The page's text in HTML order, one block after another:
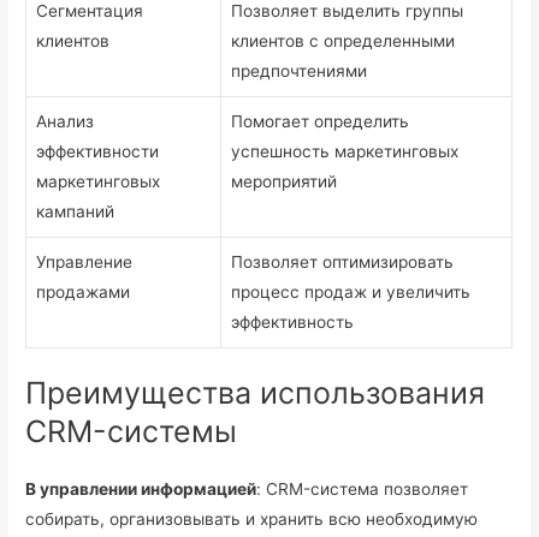
Сегментация
клиентов
Позволяет выделить группы
клиентов с определенными
предпочтениями
Анализ
эффективности
маркетинговых
кампаний
Помогает определить
успешность маркетинговых
мероприятий
Управление
продажами
Позволяет оптимизировать
процесс продаж и увеличить
эффективность
Преимущества использования
CRM-системы
В управлении информацией: CRM-система позволяет
собирать, организовывать и хранить всю необходимую